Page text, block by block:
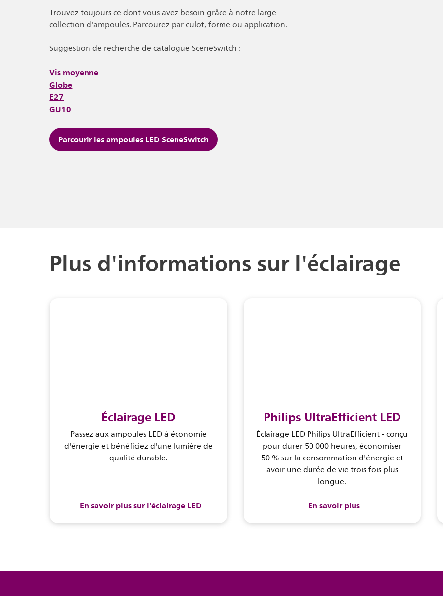
Trouvez toujours ce dont vous avez besoin grâce à notre large
collection d'ampoules. Parcourez par culot, forme ou application.
Suggestion de recherche de catalogue SceneSwitch :
Vis moyenne
Globe
E27
GU10
Parcourir les ampoules LED SceneSwitch
Plus d'informations sur l'éclairage
Éclairage LED
Passez aux ampoules LED à économie
d'énergie et bénéficiez d'une lumière de
qualité durable.
En savoir plus sur l'éclairage LED
Philips UltraEfficient LED
Éclairage LED Philips UltraEfficient - conçu
pour durer 50 000 heures, économiser
50 % sur la consommation d'énergie et
avoir une durée de vie trois fois plus
longue.
En savoir plus